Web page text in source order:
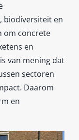
biodiversiteit en
om concrete
en
van mening dat
sectoren
Daarom
en